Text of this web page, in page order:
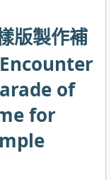
版製作補
of
for